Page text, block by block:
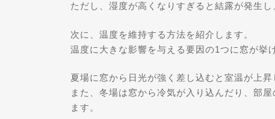
ただし、湿度が高くなりすぎると結露が発生
次に、温度を維持する方法を紹介します。
温度に大きな影響を与える要因の1つに窓が挙
夏場に窓から日光が強く差し込むと室温が上昇
また、冬場は窓から冷気が入り込んだり、部
ます。